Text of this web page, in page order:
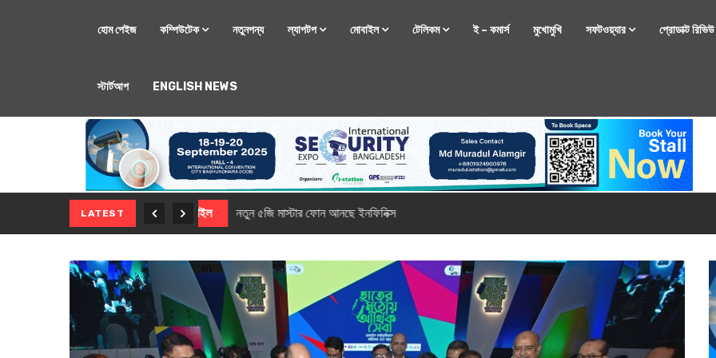
হোম পেইজ কম্পিউটেক নতুনপন্য ল্যাপটপ মোবাইল টেলিকম ই – কমার্স মুখোমুখি সফটওয়্যার প্রোডাক্ট রিভিউ
স্টার্টআপ ENGLISH NEWS
LATEST মোবাইল নতুন সি-সিরিজ স্মার্টফোন নিয়ে আসছে রিয়েলমি